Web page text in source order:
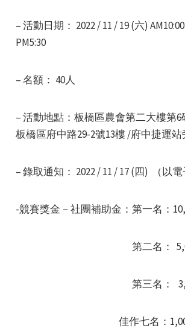
– 活動日期： 2022 / 11 / 19 (六)
PM5:30
– 名額： 40人
– 活動地點：板橋區農會第二大樓第
板橋區府中路29-2號13樓 /府中捷運站
– 錄取通知： 2022 / 11 / 17 (四) （以
-競賽獎金－社團補助金：第一名：
第二名： 5,000
第三名： 3,000
佳作七名：1,000